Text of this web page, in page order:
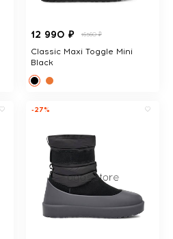
12 990 ₽ 16560 ₽
Classic Maxi Toggle Mini
Black
-27%